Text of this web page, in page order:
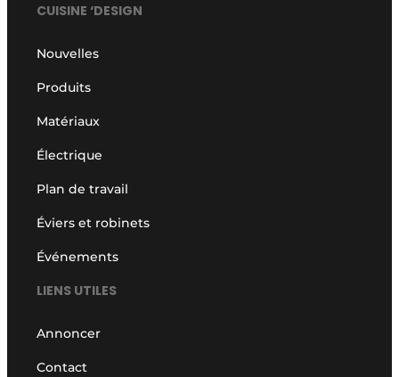
CUISINE ‘DESIGN
Nouvelles
Produits
Matériaux
Électrique
Plan de travail
Éviers et robinets
Événements
LIENS UTILES
Annoncer
Contact